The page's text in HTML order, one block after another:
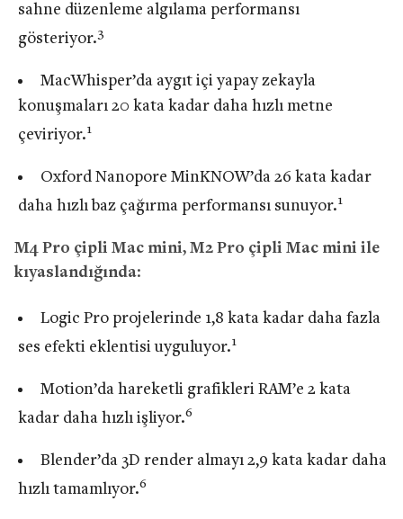
sahne düzenleme algılama performansı
gösteriyor.3
MacWhisper’da aygıt içi yapay zekayla
konuşmaları 20 kata kadar daha hızlı metne
çeviriyor.1
Oxford Nanopore MinKNOW’da 26 kata kadar
daha hızlı baz çağırma performansı sunuyor.1
M4 Pro çipli Mac mini, M2 Pro çipli Mac mini ile
kıyaslandığında:
Logic Pro projelerinde 1,8 kata kadar daha fazla
ses efekti eklentisi uyguluyor.1
Motion’da hareketli grafikleri RAM’e 2 kata
kadar daha hızlı işliyor.6
Blender’da 3D render almayı 2,9 kata kadar daha
hızlı tamamlıyor.6